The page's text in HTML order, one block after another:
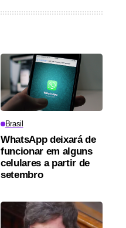
Brasil
WhatsApp deixará de
funcionar em alguns
celulares a partir de
setembro